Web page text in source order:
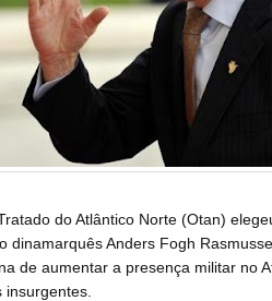
do Atlântico Norte (Otan)
dinamarquês Anders Fogh
de aumentar a presença militar no
insurgentes.